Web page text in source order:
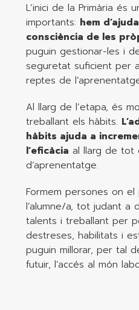
L’inici de la Primària és
importants: hem
consciència de les
puguin gestionar-les i
seguretat suficient per
reptes de
Al llarg de l’etapa, és
treballant els hàbits.
hàbits ajuda a
l’eficàcia al llarg de tot
d’aprenentatge.
Formem persones on
l’alumne/a, tot judant a
talents i treballant per
destreses, habilitats i
puguin millorar, per tal
futuir, l’accés al món